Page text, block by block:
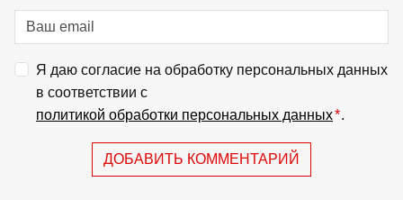
Я даю согласие на обработку персональных данных
в соответствии с
политикой обработки персональных данных*.
ДОБАВИТЬ КОММЕНТАРИЙ